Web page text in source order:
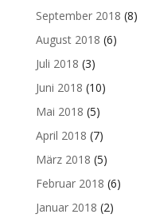
September 2018 (8)
August 2018 (6)
Juli 2018 (3)
Juni 2018 (10)
Mai 2018 (5)
April 2018 (7)
März 2018 (5)
Februar 2018 (6)
Januar 2018 (2)